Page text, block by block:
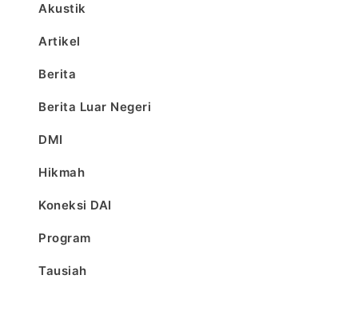
Akustik
Artikel
Berita
Berita Luar Negeri
DMI
Hikmah
Koneksi DAI
Program
Tausiah